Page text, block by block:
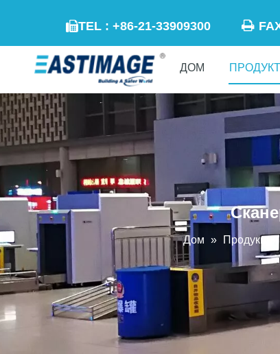
TEL : +86-21-33909300 
ДОМ
Дом » Продукция